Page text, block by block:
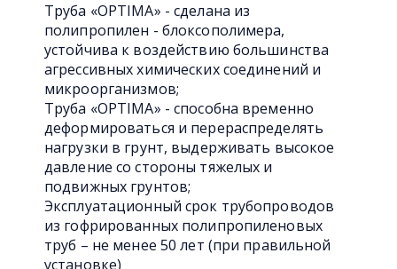
Труба «OPTIMA» - сделана из
полипропилен - блоксополимера,
устойчива к воздействию большинства
агрессивных химических соединений и
микроорганизмов;
Труба «OPTIMA» - способна временно
деформироваться и перераспределять
нагрузки в грунт, выдерживать высокое
давление со стороны тяжелых и
подвижных грунтов;
Эксплуатационный срок трубопроводов
из гофрированных полипропиленовых
труб – не менее 50 лет (при правильной
установке)